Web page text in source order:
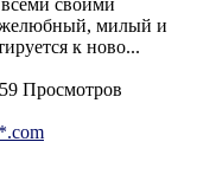
своими
милый и
к ново...
Просмотров